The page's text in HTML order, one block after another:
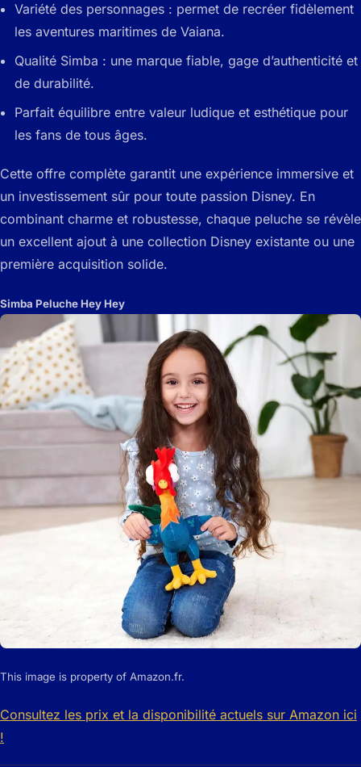
Variété des personnages : permet de recréer fidèlement
les aventures maritimes de Vaiana.
Qualité Simba : une marque fiable, gage d’authenticité et
de durabilité.
Parfait équilibre entre valeur ludique et esthétique pour
les fans de tous âges.
Cette offre complète garantit une expérience immersive et
un investissement sûr pour toute passion Disney. En
combinant charme et robustesse, chaque peluche se révèle
un excellent ajout à une collection Disney existante ou une
première acquisition solide.
Simba Peluche Hey Hey
This image is property of Amazon.fr.
Consultez les prix et la disponibilité actuels sur Amazon ici
!